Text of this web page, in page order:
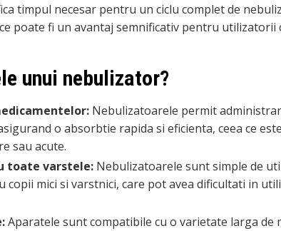
timpul necesar pentru un ciclu complet de
poate fi un avantaj semnificativ pentru utilizatorii
unui nebulizator?
Nebulizatoarele permit
o absorbtie rapida si eficienta, ceea ce
sau acute.
toate varstele: Nebulizatoarele sunt simple de
copii mici si varstnici, care pot avea dificultati in
Aparatele sunt compatibile cu o varietate larga de